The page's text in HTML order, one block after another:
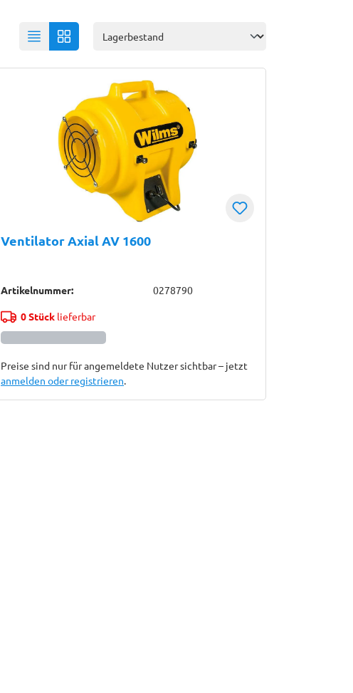
Ventilator Axial AV 1600
Artikelnummer: 0278790
0 Stücklieferbar
Preise sind nur für angemeldete Nutzer sichtbar – jetzt
anmelden oder registrieren.